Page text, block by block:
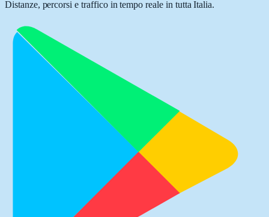
Distanze, percorsi e traffico in tempo reale in tutta Italia.